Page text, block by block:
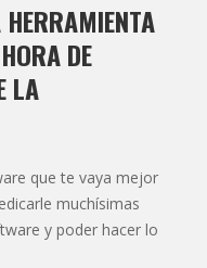
DE
LA
que te vaya mejor
muchísimas
y poder hacer lo